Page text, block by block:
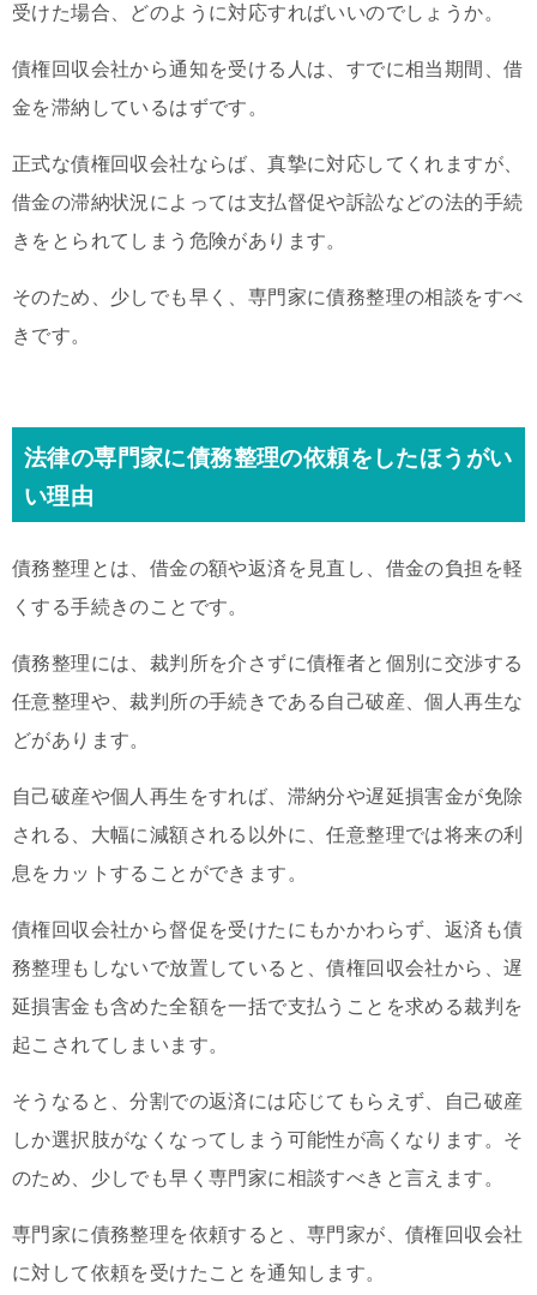
受けた場合、どのように対応すればいいのでしょうか。
債権回収会社から通知を受ける人は、すでに相当期間、借
金を滞納しているはずです。
正式な債権回収会社ならば、真摯に対応してくれますが、
借金の滞納状況によっては支払督促や訴訟などの法的手続
きをとられてしまう危険があります。
そのため、少しでも早く、専門家に債務整理の相談をすべ
きです。
法律の専門家に債務整理の依頼をしたほうがい
い理由
債務整理とは、借金の額や返済を見直し、借金の負担を軽
くする手続きのことです。
債務整理には、裁判所を介さずに債権者と個別に交渉する
任意整理や、裁判所の手続きである自己破産、個人再生な
どがあります。
自己破産や個人再生をすれば、滞納分や遅延損害金が免除
される、大幅に減額される以外に、任意整理では将来の利
息をカットすることができます。
債権回収会社から督促を受けたにもかかわらず、返済も債
務整理もしないで放置していると、債権回収会社から、遅
延損害金も含めた全額を一括で支払うことを求める裁判を
起こされてしまいます。
そうなると、分割での返済には応じてもらえず、自己破産
しか選択肢がなくなってしまう可能性が高くなります。そ
のため、少しでも早く専門家に相談すべきと言えます。
専門家に債務整理を依頼すると、専門家が、債権回収会社
に対して依頼を受けたことを通知します。